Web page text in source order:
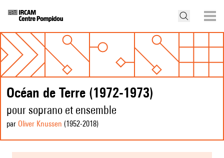
Océan de Terre (1972-1973)
pour soprano et ensemble
par Oliver Knussen (1952-2018)